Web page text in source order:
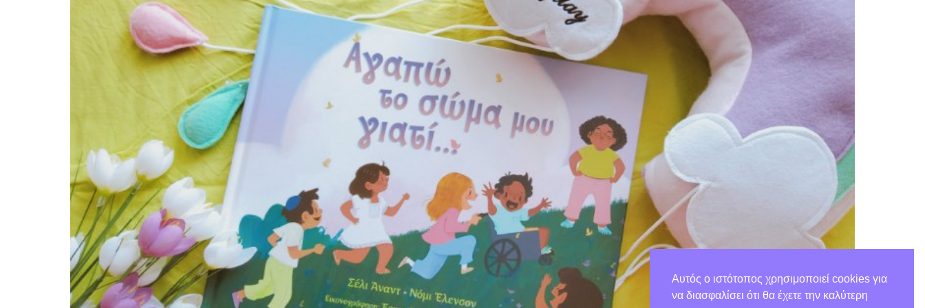
Αυτός ο ιστότοπος χρησιμοποιεί cookies για
να διασφαλίσει ότι θα έχετε την καλύτερη